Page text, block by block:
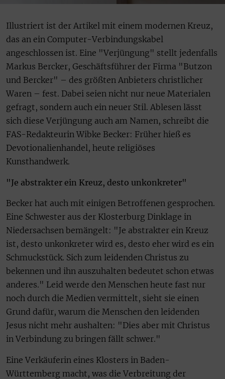
Illustriert ist der Artikel mit einem modernen Kreuz,
das an ein Computer-Verbindungskabel
angeschlossen ist. Eine "Verjüngung" stellt jedenfalls
Markus Bercker, Geschäftsführer der Firma "Butzon
und Bercker" – des größten Anbieters christlicher
Waren – fest. Dabei seien nicht nur neue Materialen
gefragt, sondern auch ein neuer Stil. Ablesen lässt
sich diese Verjüngung auch am Namen, schreibt die
FAS-Redakteurin Wibke Becker: Früher hieß es
Devotionalienhandel, heute religiöses
Kunsthandwerk.
"Je abstrakter ein Kreuz, desto unkonkreter"
Becker hat auch mit einigen Betroffenen gesprochen.
Eine Schwester aus der Klosterburg Dinklage in
Niedersachsen bemängelt: "Je abstrakter ein Kreuz
ist, desto unkonkreter wird es, desto eher wird es ein
Schmuckstück. Sich zum leidenden Christus zu
bekennen und ihn auszuhalten bedeutet schon etwas
anderes." Leid werde den Menschen heute fast nur
noch durch die Medien vermittelt, sieht sie einen
Grund dafür, warum die Menschen den leidenden
Jesus nicht mehr aushalten: "Dies aber mit Christus
in Verbindung zu bringen fällt schwer."
Eine Verkäuferin eines Klosters in Baden-
Württemberg macht, was die Verbreitung der